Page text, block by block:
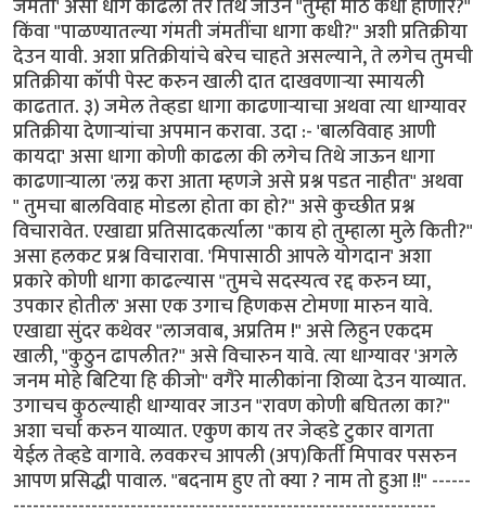
जमती' असा धाग काढला तर तिथे जाउन "तुम्ही मोठे कधी होणार?"
किंवा "पाळण्यातल्या गंमती जंमतींचा धागा कधी?" अशी प्रतिक्रीया
देउन यावी. अशा प्रतिक्रीयांचे बरेच चाहते असल्याने, ते लगेच तुमची
प्रतिक्रीया कॉपी पेस्ट करुन खाली दात दाखवणार्‍या स्मायली
काढतात. ३) जमेल तेव्हडा धागा काढणार्‍याचा अथवा त्या धाग्यावर
प्रतिक्रीया देणार्‍यांचा अपमान करावा. उदा :- 'बालविवाह आणी
कायदा' असा धागा कोणी काढला की लगेच तिथे जाऊन धागा
काढणार्‍याला 'लग्न करा आता म्हणजे असे प्रश्न पडत नाहीत" अथवा
" तुमचा बालविवाह मोडला होता का हो?" असे कुच्छीत प्रश्न
विचारावेत. एखाद्या प्रतिसादकर्त्याला "काय हो तुम्हाला मुले किती?"
असा हलकट प्रश्न विचारावा. 'मिपासाठी आपले योगदान' अशा
प्रकारे कोणी धागा काढल्यास "तुमचे सदस्यत्व रद्द करुन घ्या,
उपकार होतील' असा एक उगाच हिणकस टोमणा मारुन यावे.
एखाद्या सुंदर कथेवर "लाजवाब, अप्रतिम !" असे लिहुन एकदम
खाली, "कुठुन ढापलीत?" असे विचारुन यावे. त्या धाग्यावर 'अगले
जनम मोहे बिटिया हि कीजो" वगैरे मालीकांना शिव्या देउन याव्यात.
उगाचच कुठल्याही धाग्यावर जाउन "रावण कोणी बघितला का?"
अशा चर्चा करुन याव्यात. एकुण काय तर जेव्हडे टुकार वागता
येईल तेव्हडे वागावे. लवकरच आपली (अप)किर्ती मिपावर पसरुन
आपण प्रसिद्धी पावाल. "बदनाम हुए तो क्या ? नाम तो हुआ !!" ------
-----------------------------------------------------------------